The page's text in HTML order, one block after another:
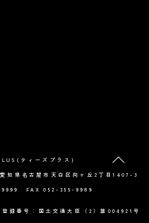
Back
To
ティーズプラス)
県名古屋市天白区向ヶ丘2丁目1407-3
FAX 052-355-9989
録番号：国土交通大臣（2）第004921号